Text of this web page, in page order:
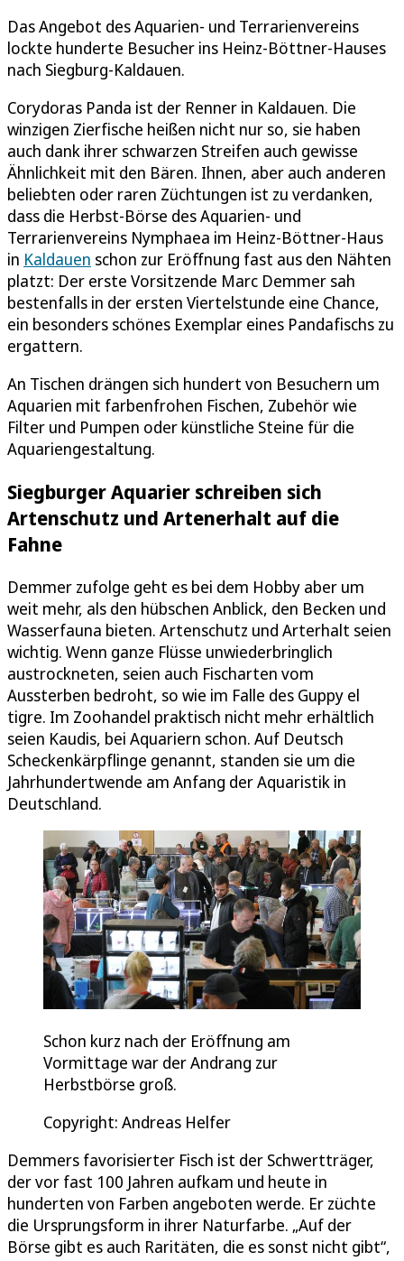
Das Angebot des Aquarien- und Terrarienvereins
lockte hunderte Besucher ins Heinz-Böttner-Hauses
nach Siegburg-Kaldauen.
Corydoras Panda ist der Renner in Kaldauen. Die
winzigen Zierfische heißen nicht nur so, sie haben
auch dank ihrer schwarzen Streifen auch gewisse
Ähnlichkeit mit den Bären. Ihnen, aber auch anderen
beliebten oder raren Züchtungen ist zu verdanken,
dass die Herbst-Börse des Aquarien- und
Terrarienvereins Nymphaea im Heinz-Böttner-Haus
in Kaldauen schon zur Eröffnung fast aus den Nähten
platzt: Der erste Vorsitzende Marc Demmer sah
bestenfalls in der ersten Viertelstunde eine Chance,
ein besonders schönes Exemplar eines Pandafischs zu
ergattern.
An Tischen drängen sich hundert von Besuchern um
Aquarien mit farbenfrohen Fischen, Zubehör wie
Filter und Pumpen oder künstliche Steine für die
Aquariengestaltung.
Siegburger Aquarier schreiben sich
Artenschutz und Artenerhalt auf die
Fahne
Demmer zufolge geht es bei dem Hobby aber um
weit mehr, als den hübschen Anblick, den Becken und
Wasserfauna bieten. Artenschutz und Arterhalt seien
wichtig. Wenn ganze Flüsse unwiederbringlich
austrockneten, seien auch Fischarten vom
Aussterben bedroht, so wie im Falle des Guppy el
tigre. Im Zoohandel praktisch nicht mehr erhältlich
seien Kaudis, bei Aquariern schon. Auf Deutsch
Scheckenkärpflinge genannt, standen sie um die
Jahrhundertwende am Anfang der Aquaristik in
Deutschland.
Schon kurz nach der Eröffnung am
Vormittage war der Andrang zur
Herbstbörse groß.
Copyright: Andreas Helfer
Demmers favorisierter Fisch ist der Schwertträger,
der vor fast 100 Jahren aufkam und heute in
hunderten von Farben angeboten werde. Er züchte
die Ursprungsform in ihrer Naturfarbe. „Auf der
Börse gibt es auch Raritäten, die es sonst nicht gibt“,